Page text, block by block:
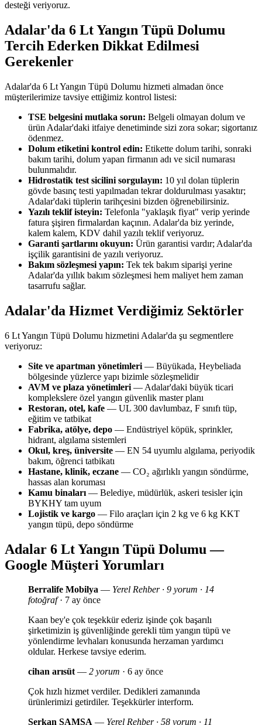
desteği veriyoruz.
Adalar'da 6 Lt Yangın Tüpü Dolumu
Tercih Ederken Dikkat Edilmesi
Gerekenler
Adalar'da 6 Lt Yangın Tüpü Dolumu hizmeti almadan önce
müşterilerimize tavsiye ettiğimiz kontrol listesi:
TSE belgesini mutlaka sorun: Belgeli olmayan dolum ve
ürün Adalar'daki itfaiye denetiminde sizi zora sokar; sigortanız
ödenmez.
Dolum etiketini kontrol edin: Etikette dolum tarihi, sonraki
bakım tarihi, dolum yapan firmanın adı ve sicil numarası
bulunmalıdır.
Hidrostatik test sicilini sorgulayın: 10 yıl dolan tüplerin
gövde basınç testi yapılmadan tekrar doldurulması yasaktır;
Adalar'daki tüplerin tarihçesini bizden öğrenebilirsiniz.
Yazılı teklif isteyin: Telefonla "yaklaşık fiyat" verip yerinde
fatura şişiren firmalardan kaçının. Adalar'da biz yerinde,
kalem kalem, KDV dahil yazılı teklif veriyoruz.
Garanti şartlarını okuyun: Ürün garantisi vardır; Adalar'da
işçilik garantisini de yazılı veriyoruz.
Bakım sözleşmesi yapın: Tek tek bakım siparişi yerine
Adalar'da yıllık bakım sözleşmesi hem maliyet hem zaman
tasarrufu sağlar.
Adalar'da Hizmet Verdiğimiz Sektörler
6 Lt Yangın Tüpü Dolumu hizmetini Adalar'da şu segmentlere
veriyoruz:
Site ve apartman yönetimleri — Büyükada, Heybeliada
bölgesinde yüzlerce yapı bizimle sözleşmelidir
AVM ve plaza yönetimleri — Adalar'daki büyük ticari
komplekslere özel yangın güvenlik master planı
Restoran, otel, kafe — UL 300 davlumbaz, F sınıfı tüp,
eğitim ve tatbikat
Fabrika, atölye, depo — Endüstriyel köpük, sprinkler,
hidrant, algılama sistemleri
Okul, kreş, üniversite — EN 54 uyumlu algılama, periyodik
bakım, öğrenci tatbikatı
Hastane, klinik, eczane — CO₂ ağırlıklı yangın söndürme,
hassas alan koruması
Kamu binaları — Belediye, müdürlük, askeri tesisler için
BYKHY tam uyum
Lojistik ve kargo — Filo araçları için 2 kg ve 6 kg KKT
yangın tüpü, depo söndürme
Adalar 6 Lt Yangın Tüpü Dolumu —
Google Müşteri Yorumları
Berralife Mobilya — Yerel Rehber · 9 yorum · 14
fotoğraf· 7 ay önce
Kaan bey'e çok teşekkür ederiz işinde çok başarılı
şirketimizin iş güvenliğinde gerekli tüm yangın tüpü ve
yönlendirme levhaları konusunda herzaman yardımcı
oldular. Herkese tavsiye ederim.
cihan arısüt— 2 yorum · 6 ay önce
Çok hızlı hizmet verdiler. Dedikleri zamanında
ürünlerimizi getirdiler. Teşekkürler interform.
Serkan SAMSA — Yerel Rehber · 58 yorum · 11